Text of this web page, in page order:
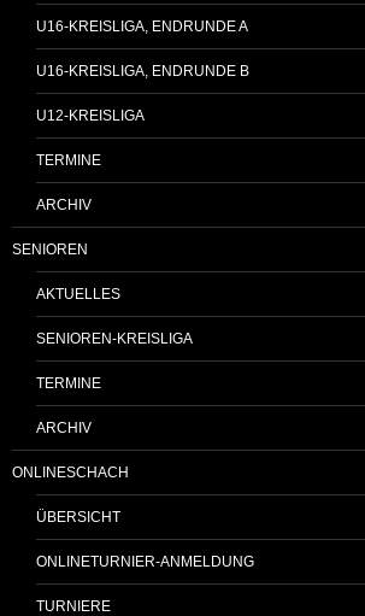
U16-KREISLIGA, ENDRUNDE A
U16-KREISLIGA, ENDRUNDE B
U12-KREISLIGA
TERMINE
ARCHIV
SENIOREN
AKTUELLES
SENIOREN-KREISLIGA
TERMINE
ARCHIV
ONLINESCHACH
ÜBERSICHT
ONLINETURNIER-ANMELDUNG
TURNIERE